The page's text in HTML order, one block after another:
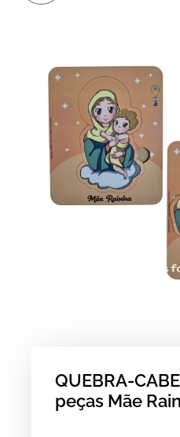
QUEBRA-
peças Mãe